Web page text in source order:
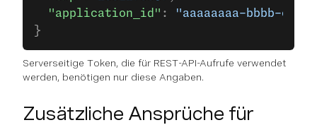
  "application_id"
:
"aaaaaaaa-bbbb-
}
Serverseitige Token, die für REST-API-Aufrufe verwendet
werden, benötigen nur diese Angaben.
Zusätzliche Ansprüche für